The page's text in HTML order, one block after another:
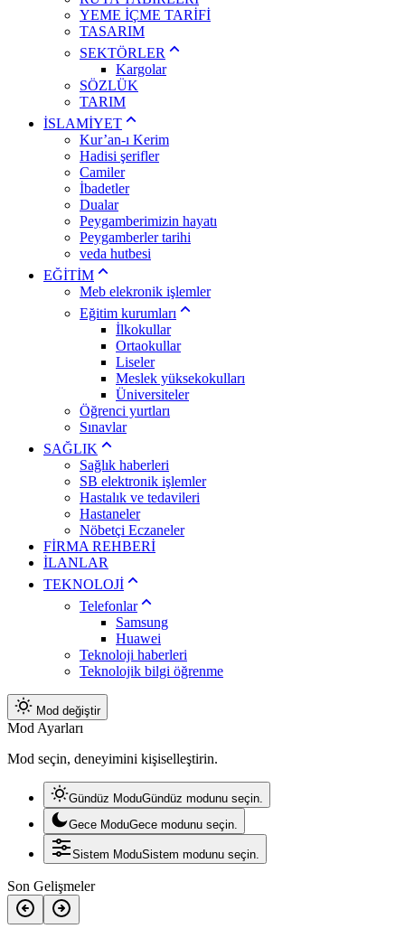
YEME İÇME TARİFİ
TASARIM
SEKTÖRLER
Kargolar
SÖZLÜK
TARIM
İSLAMİYET
Kur’an-ı Kerim
Hadisi şerifler
Camiler
İbadetler
Dualar
Peygamberimizin hayatı
Peygamberler tarihi
veda hutbesi
EĞİTİM
Meb elekronik işlemler
Eğitim kurumları
İlkokullar
Ortaokullar
Liseler
Meslek yüksekokulları
Üniversiteler
Öğrenci yurtları
Sınavlar
SAĞLIK
Sağlık haberleri
SB elektronik işlemler
Hastalık ve tedavileri
Hastaneler
Nöbetçi Eczaneler
FİRMA REHBERİ
İLANLAR
TEKNOLOJİ
Telefonlar
Samsung
Huawei
Teknoloji haberleri
Teknolojik bilgi öğrenme
Mod değiştir
Mod Ayarları
Mod seçin, deneyimini kişiselleştirin.
Gündüz ModuGündüz modunu seçin.
Gece ModuGece modunu seçin.
Sistem ModuSistem modunu seçin.
Son Gelişmeler